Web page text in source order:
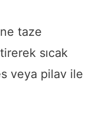
taze
sıcak
veya pilav ile